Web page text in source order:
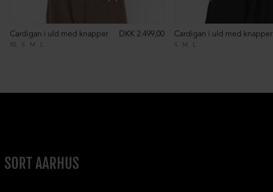
XS S M L
Cardigan i uld med knapper DKK 2.499,00
S M L
Cardigan i uld med knapper